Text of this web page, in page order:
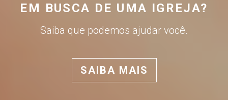
EM BUSCA DE UMA IGREJA?
Saiba que podemos ajudar você.
SAIBA MAIS